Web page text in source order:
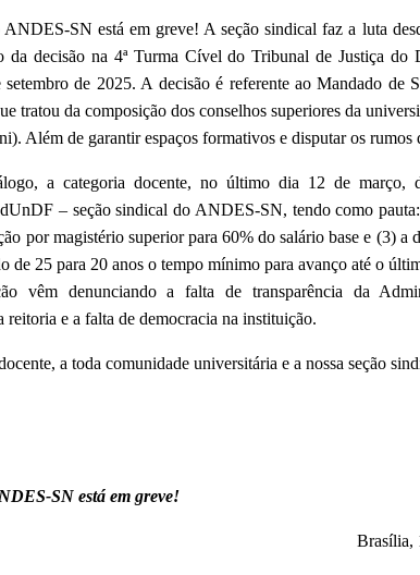
SN está em greve! A seção sindical faz a luta
da decisão na 4ª Turma Cível do Tribunal de Justiça do
de 2025. A decisão é referente ao Mandado de
tratou da composição dos conselhos superiores da
Além de garantir espaços formativos e disputar os rumos
a categoria docente, no último dia 12 de março,
– seção sindical do ANDES-SN, tendo como
por magistério superior para 60% do salário base e (3) a
de 25 para 20 anos o tempo mínimo para avanço até o
vêm denunciando a falta de transparência da
e a falta de democracia na instituição.
a toda comunidade universitária e a nossa seção
SN está em greve!
Brasília,